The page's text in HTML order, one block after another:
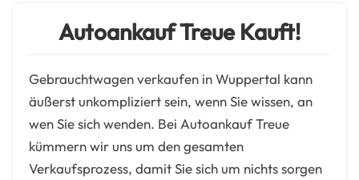
Autoankauf Treue Kauft!
Gebrauchtwagen verkaufen in Wuppertal kann
äußerst unkompliziert sein, wenn Sie wissen, an
wen Sie sich wenden. Bei Autoankauf Treue
kümmern wir uns um den gesamten
Verkaufsprozess, damit Sie sich um nichts sorgen